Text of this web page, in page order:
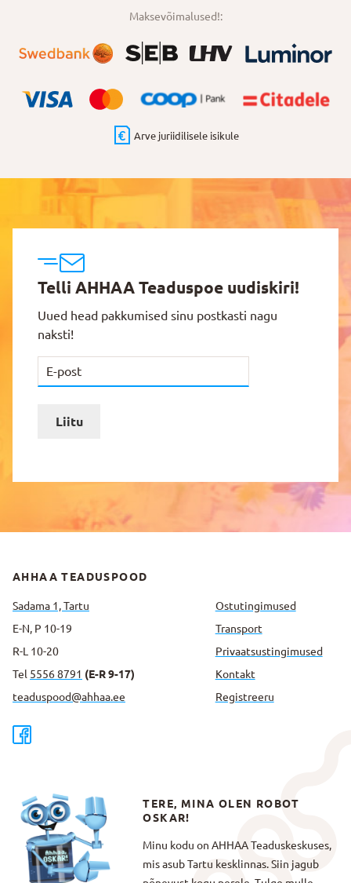
Maksevõimalused!:
Arve juriidilisele isikule
Telli AHHAA Teaduspoe uudiskiri!
Uued head pakkumised sinu postkasti nagu
naksti!
Liitu
AHHAA TEADUSPOOD
Sadama 1, Tartu
E-N, P 10-19
R-L 10-20
Tel 5556 8791 (E-R 9-17)
teaduspood@ahhaa.ee
Ostutingimused
Transport
Privaatsus­tingimused
Kontakt
Registreeru
TERE, MINA OLEN ROBOT
OSKAR!
Minu kodu on AHHAA Teaduskeskuses,
mis asub Tartu kesklinnas. Siin jagub